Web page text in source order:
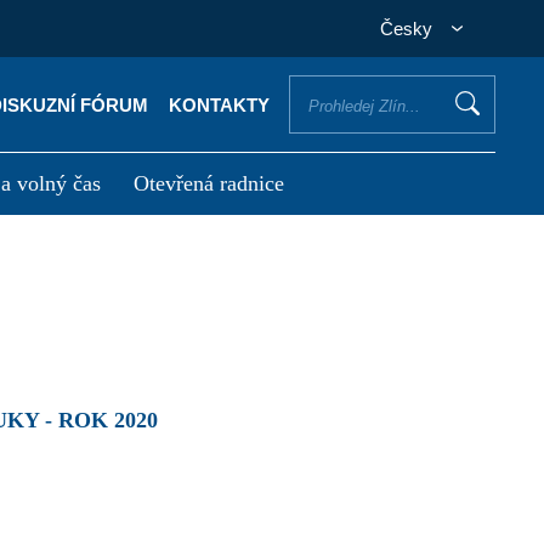
Česky
FÓRUM KONTAKTY
volný čas Otevřená radnice
- ROK 2020